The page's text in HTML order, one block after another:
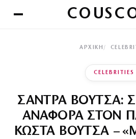
ΑΡΧΙΚΉ
CELEBRITIES
ΣΑΝΤΡΑ ΒΟΥΤΣΑ:
ΑΝΑΦΟΡΑ ΣΤΟΝ
ΚΩΣΤΑ ΒΟΥΤΣΑ –